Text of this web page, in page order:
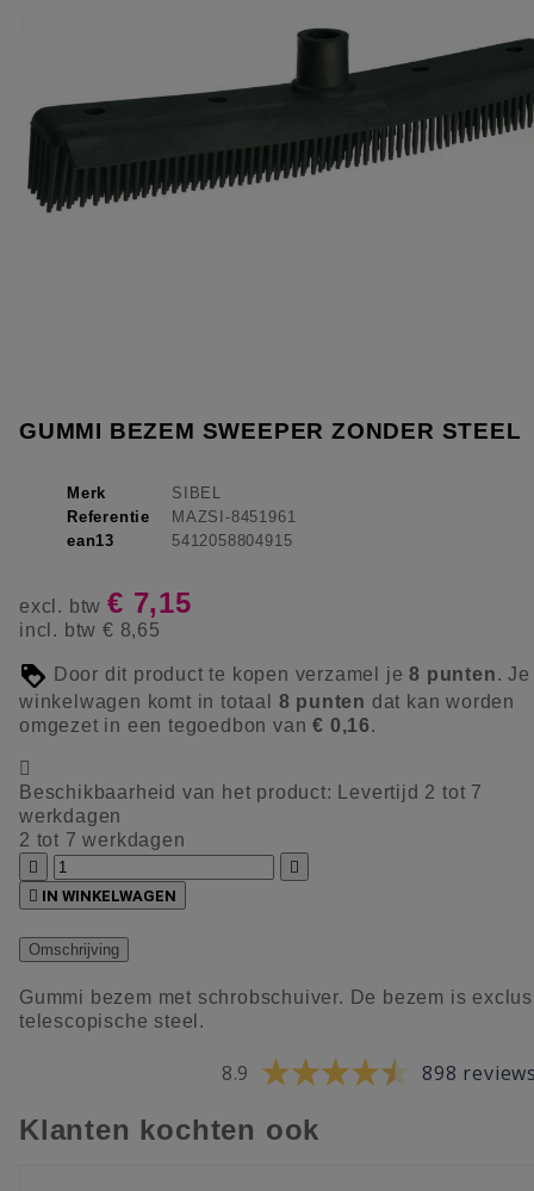
GUMMI BEZEM SWEEPER ZONDER STEEL
Merk
SIBEL
Referentie
MAZSI-8451961
ean13
5412058804915
excl. btw € 7,15
incl. btw € 8,65
Door dit product te kopen verzamel je8 punten. Je
winkelwagen komt in totaal 8 punten dat kan worden
omgezet in een tegoedbon van€ 0,16.

Beschikbaarheid van het product:
Levertijd 2 tot 7
werkdagen
2 tot 7 werkdagen


 IN WINKELWAGEN
Omschrijving
Gummi bezem met schrobschuiver. De bezem is
telescopische steel.
8.9 898
Klanten kochten ook